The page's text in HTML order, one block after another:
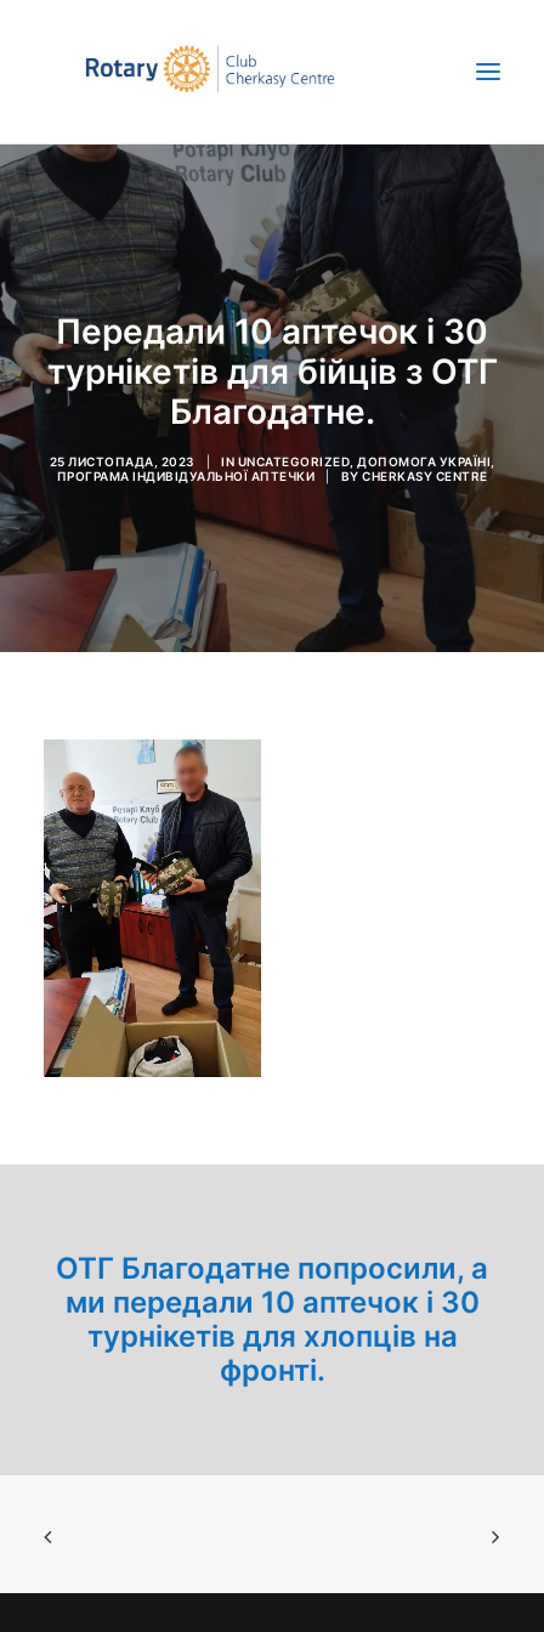
Про нас
Новини
Проекти
Save Ukraine
ENG
+380 67 392 47 52
Передали 10 аптечок і 30
турнікетів для бійців з ОТГ
Благодатне.
25 ЛИСТОПАДА, 2023 IN UNCATEGORIZED ДОПОМОГА УКРАЇНІ
ПРОГРАМА ІНДИВІДУАЛЬНОЇ АПТЕЧКИ
BY CHERKASY CENTRE
ОТГ Благодатне попросили, а
ми передали 10 аптечок і 30
турнікетів для хлопців на
фронті.